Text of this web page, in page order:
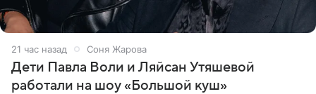
21 час назад Соня Жарова
Дети Павла Воли и Ляйсан Утяшевой
работали на шоу «Большой куш»